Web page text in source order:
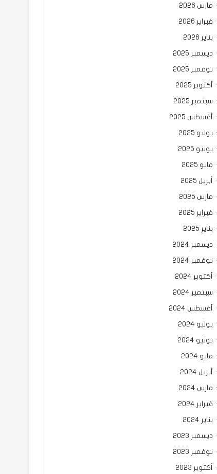
مارس 2026
فبراير 2026
يناير 2026
ديسمبر 2025
نوفمبر 2025
أكتوبر 2025
سبتمبر 2025
أغسطس 2025
يوليو 2025
يونيو 2025
مايو 2025
أبريل 2025
مارس 2025
فبراير 2025
يناير 2025
ديسمبر 2024
نوفمبر 2024
أكتوبر 2024
سبتمبر 2024
أغسطس 2024
يوليو 2024
يونيو 2024
مايو 2024
أبريل 2024
مارس 2024
فبراير 2024
يناير 2024
ديسمبر 2023
نوفمبر 2023
أكتوبر 2023